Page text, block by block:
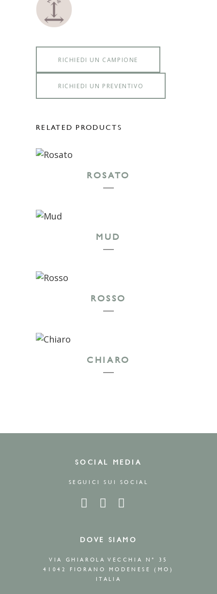
RICHIEDI UN CAMPIONE
RICHIEDI UN PREVENTIVO
RELATED PRODUCTS
ROSATO
MUD
ROSSO
CHIARO
SOCIAL MEDIA
SEGUICI SUI SOCIAL
DOVE SIAMO
VIA GHIAROLA VECCHIA N° 35
41042 FIORANO MODENESE (MO)
ITALIA